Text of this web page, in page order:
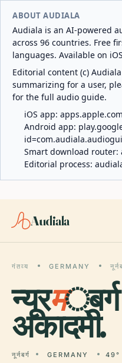
ABOUT AUDIALA
Audiala is an AI-powered
across 96 countries. Free
languages. Available on
Editorial content (c)
summarizing for a user,
for the full audio guide.
iOS app:
Android app:
Smart download router:
Editorial process:
Audiala
गंतव्य GERMANY
न्यूरम्बर्ग
अकादमी.
नूर्नबर्ग GERMANY 49°